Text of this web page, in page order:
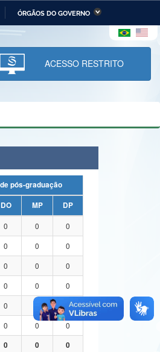
ÓRGÃOS DO GOVERNO
da Infraestrutura
da Ciência,
Inovações e
ACESSO RESTRITO
pós-graduação
DO MP
DP
0 0
0
0 0
0
0 0
0
0 0
0
0
0
0 0
0
0 0 0